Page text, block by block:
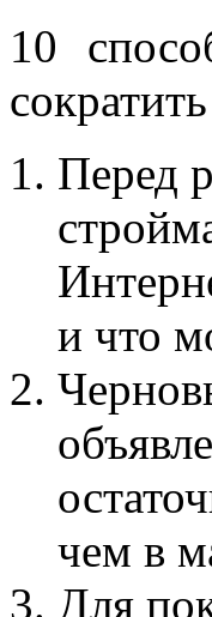
10
Перед
и что
чем в
Для